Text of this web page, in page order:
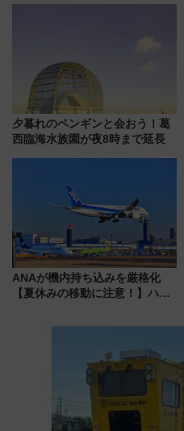
夕暮れのペンギンと会おう！葛
西臨海水族園が夜8時まで延長
ANAが機内持ち込みを厳格化
【夏休みの移動に注意！】ハン
「身の回り品」新サイズ制限